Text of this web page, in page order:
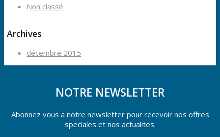
Non classé
Archives
décembre 2015
NOTRE NEWSLETTER
Abonnez vous a notre newsletter pour recevoir nos offres
speciales et nos actualites.